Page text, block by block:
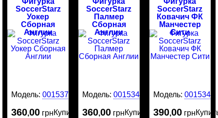
SoccerStarz
Уокер
Сборная
Англии
Модель:0015375
360,00 грнКупить
SoccerStarz
Палмер
Сборная
Англии
Модель:0015341
360,00 грнКупить
SoccerStarz
Ковачич ФК
Манчестер
Сити
Модель: 0015340
390,00 грн